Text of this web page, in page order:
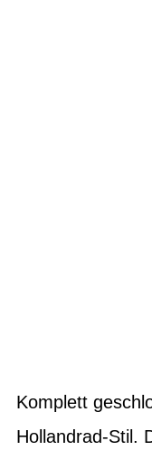
Komplett
Hollandrad-Stil.